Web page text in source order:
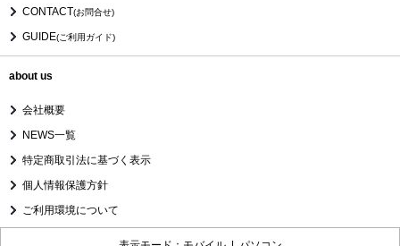
CONTACT(お問合せ)
GUIDE(ご利用ガイド)
about us
会社概要
NEWS一覧
特定商取引法に基づく表示
個人情報保護方針
ご利用環境について